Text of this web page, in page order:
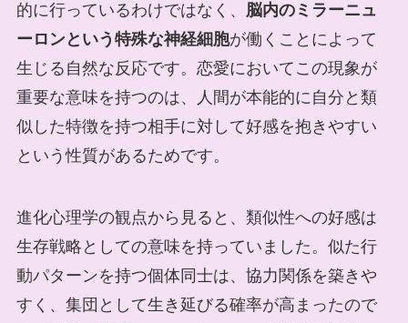
的に行っているわけではなく、 脳内のミラーニュ
ーロンという特殊な神経細胞が働くことによって
生じる自然な反応です。恋愛においてこの現象が
重要な意味を持つのは、人間が本能的に自分と類
似した特徴を持つ相手に対して好感を抱きやすい
という性質があるためです。
進化心理学の観点から見ると、類似性への好感は
生存戦略としての意味を持っていました。似た行
動パターンを持つ個体同士は、協力関係を築きや
すく、集団として生き延びる確率が高まったので